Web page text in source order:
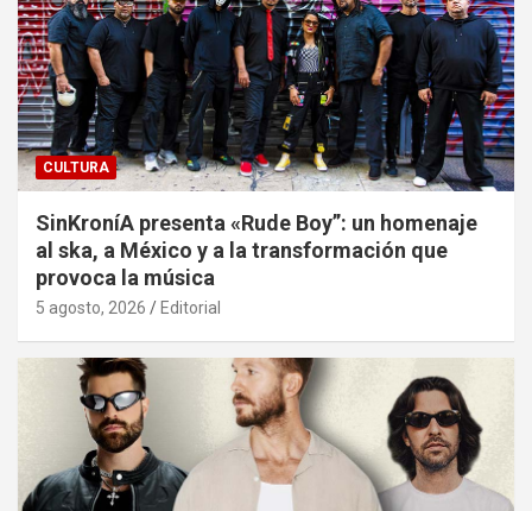
CULTURA
SinKroníA presenta «Rude Boy”: un homenaje
al ska, a México y a la transformación que
provoca la música
5 agosto, 2026 Editorial